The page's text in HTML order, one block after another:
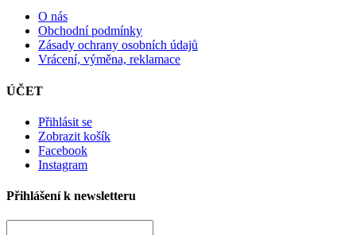
O nás
Obchodní podmínky
Zásady ochrany osobních údajů
Vrácení, výměna, reklamace
ÚČET
Přihlásit se
Zobrazit košík
Facebook
Instagram
Přihlášení k newsletteru